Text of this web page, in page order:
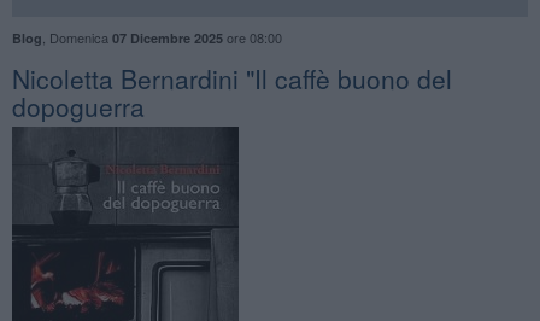
Blog Domenica 07 Dicembre 2025ore 08:00
​Nicoletta Bernardini "Il caffè buono del
dopoguerra